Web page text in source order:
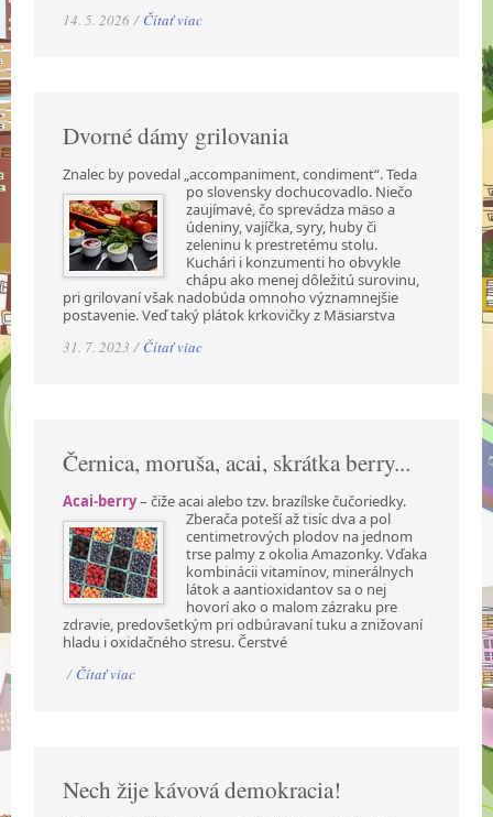
14. 5. 2026 / Čítať viac
Dvorné dámy grilovania
Znalec by povedal „accompaniment, condiment“. Teda
po slovensky dochucovadlo. Niečo
zaujímavé, čo sprevádza mäso a
údeniny, vajíčka, syry, huby či
zeleninu k prestretému stolu.
Kuchári i konzumenti ho obvykle
chápu ako menej dôležitú surovinu,
pri grilovaní však nadobúda omnoho významnejšie
postavenie. Veď taký plátok krkovičky z Mäsiarstva
31. 7. 2023 / Čítať viac
Černica, moruša, acai, skrátka berry...
Acai-berry– čiže acai alebo tzv. brazílske čučoriedky.
Zberača poteší až tisíc dva a pol
centimetrových plodov na jednom
trse palmy z okolia Amazonky. Vďaka
kombinácii vitamínov, minerálnych
látok a aantioxidantov sa o nej
hovorí ako o malom zázraku pre
zdravie, predovšetkým pri odbúravaní tuku a znižovaní
hladu i oxidačného stresu. Čerstvé
/ Čítať viac
Nech žije kávová demokracia!